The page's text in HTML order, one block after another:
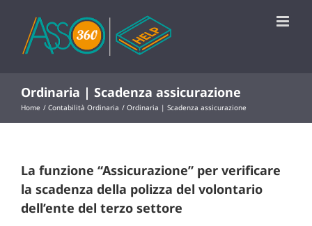
contenuto
Ordinaria | Scadenza assicurazione
Home Contabilità Ordinaria Ordinaria | Scadenza assicurazione
La funzione “Assicurazione” per verificare
la scadenza della polizza del volontario
dell’ente del terzo settore